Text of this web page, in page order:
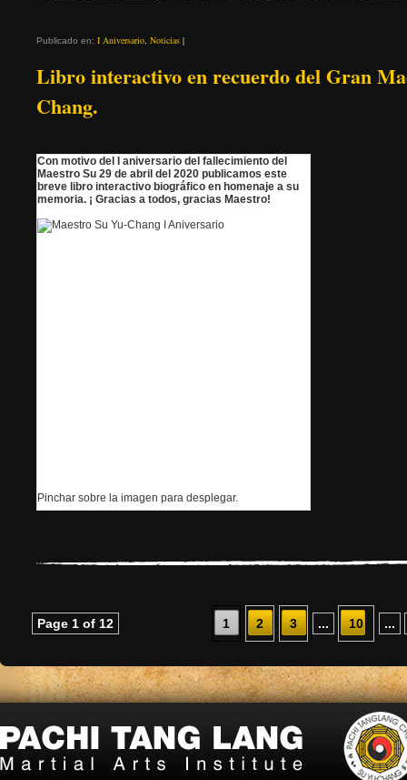
Publicado en: I Aniversario, Noticias |
Libro interactivo en recuerdo del Gran
Chang.
Con motivo del I aniversario del fallecimiento del
Maestro Su 29 de abril del 2020 publicamos este
breve libro interactivo biográfico en homenaje a su
memoria. ¡ Gracias a todos, gracias Maestro!
Pinchar sobre la imagen para desplegar.
Page 1 of 12 1 2 3 ... 10 ...